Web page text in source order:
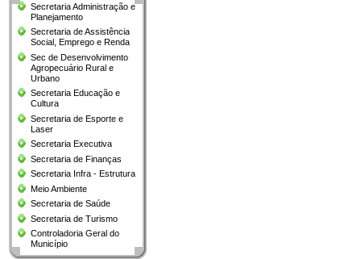
Secretaria Administração e
Planejamento
Secretaria de Assistência
Social, Emprego e Renda
Sec de Desenvolvimento
Agropecuário Rural e
Urbano
Secretaria Educação e
Cultura
Secretaria de Esporte e
Laser
Secretaria Executiva
Secretaria de Finanças
Secretaria Infra - Estrutura
Meio Ambiente
Secretaria de Saúde
Secretaria de Turismo
Controladoria Geral do
Município​